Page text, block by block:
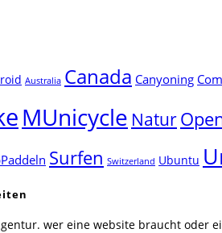
Australia Canada Canyoning
MUnicycle Natur
Surfen Switzerland Ubuntu
wer eine website braucht oder